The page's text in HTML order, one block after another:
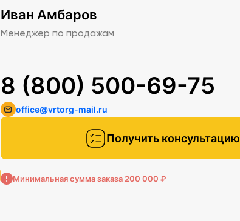
Иван Амбаров
Менеджер по продажам
Получить консультацию
8 (800) 500-69-75
office@vrtorg-mail.ru
Минимальная сумма заказа 200 000 ₽